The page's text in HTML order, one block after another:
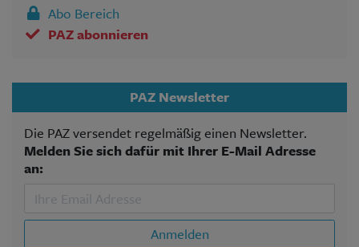
Abo Bereich
PAZ abonnieren
PAZ Newsletter
Die PAZ versendet regelmäßig einen Newsletter.
Melden Sie sich dafür mit Ihrer E-Mail Adresse
an:
Anmelden